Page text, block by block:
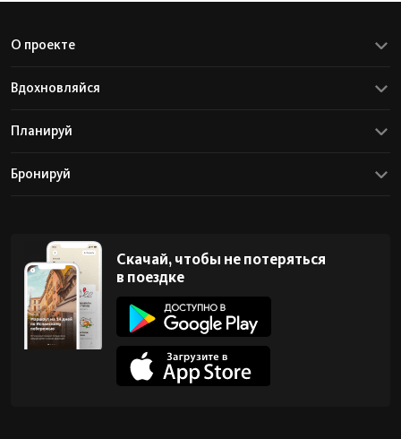
О проекте
Вдохновляйся
Планируй
Бронируй
Скачай, чтобы не потеряться
в поездке